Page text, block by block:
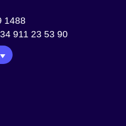
1488
911 23 53 90